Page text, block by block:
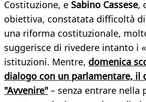
Costituzione, e Sabino Cassese,
obiettiva, constatata difficoltà
una riforma costituzionale,
suggerisce di rivedere intanto i
istituzioni. Mentre, domenica
dialogo con un parlamentare, il
"Avvenire" – senza entrare nella